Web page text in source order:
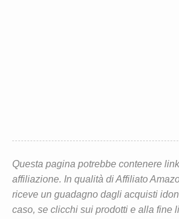
Questa pagina potrebbe contenere
affiliazione. In qualità di Affiliato
riceve un guadagno dagli acquisti
caso, se clicchi sui prodotti e alla fine